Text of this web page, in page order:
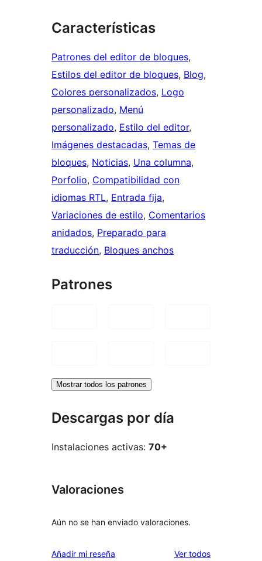
Características
Patrones del editor de bloques
Estilos del editor de bloques, Blog
Colores personalizados, Logo
personalizado, Menú
personalizado, Estilo del editor
Imágenes destacadas, Temas de
bloques, Noticias, Una columna
Porfolio, Compatibilidad con
idiomas RTL, Entrada fija
Variaciones de estilo, Comentarios
anidados, Preparado para
traducción, Bloques anchos
Patrones
Mostrar todos los patrones
Descargas por día
Instalaciones activas: 70+
Valoraciones
Aún no se han enviado valoraciones.
Añadir mi reseña Ver todoslos